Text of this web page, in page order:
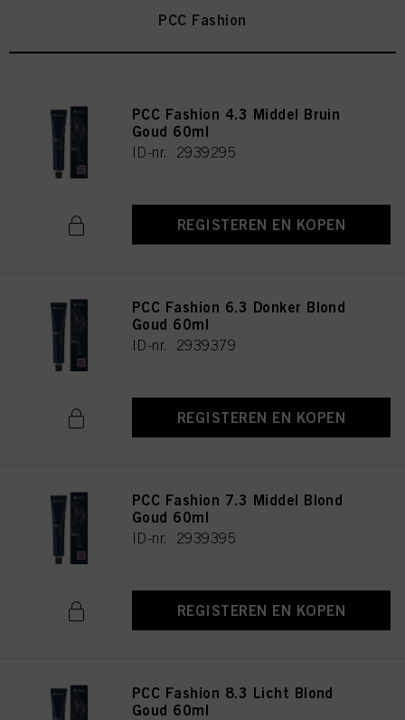
PCC Fashion
PCC Fashion 4.3 Middel Bruin
Goud 60ml
ID-nr. 2939295
REGISTEREN EN KOPEN
PCC Fashion 6.3 Donker Blond
Goud 60ml
ID-nr. 2939379
REGISTEREN EN KOPEN
PCC Fashion 7.3 Middel Blond
Goud 60ml
ID-nr. 2939395
REGISTEREN EN KOPEN
PCC Fashion 8.3 Licht Blond
Goud 60ml